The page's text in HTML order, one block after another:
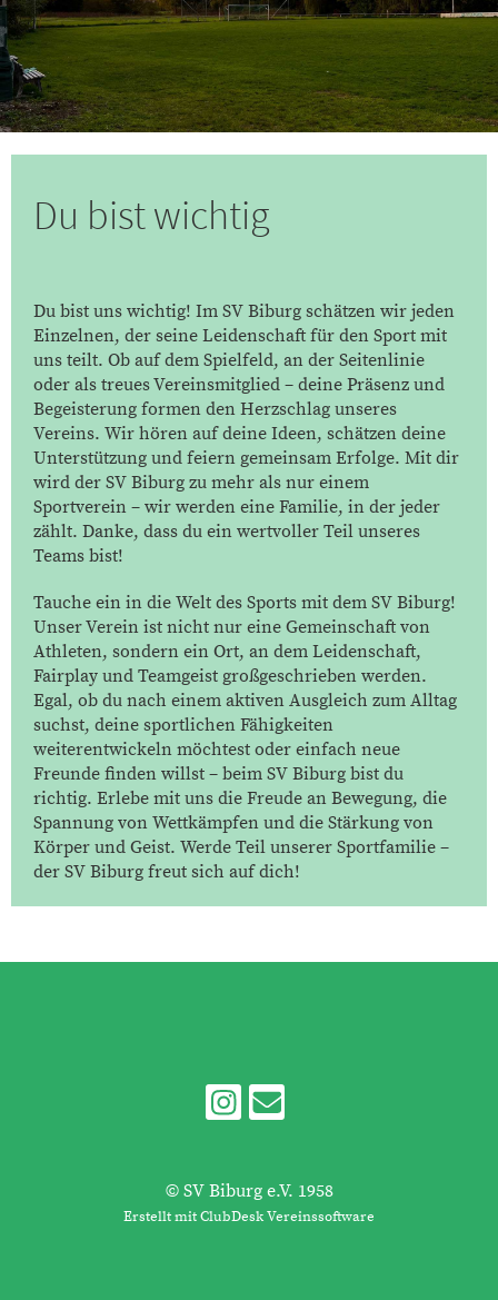
Du bist wichtig
Du bist uns wichtig! Im SV Biburg schätzen wir jeden
Einzelnen, der seine Leidenschaft für den Sport mit
uns teilt. Ob auf dem Spielfeld, an der Seitenlinie
oder als treues Vereinsmitglied – deine Präsenz und
Begeisterung formen den Herzschlag unseres
Vereins. Wir hören auf deine Ideen, schätzen deine
Unterstützung und feiern gemeinsam Erfolge. Mit dir
wird der SV Biburg zu mehr als nur einem
Sportverein – wir werden eine Familie, in der jeder
zählt. Danke, dass du ein wertvoller Teil unseres
Teams bist!
Tauche ein in die Welt des Sports mit dem SV Biburg!
Unser Verein ist nicht nur eine Gemeinschaft von
Athleten, sondern ein Ort, an dem Leidenschaft,
Fairplay und Teamgeist großgeschrieben werden.
Egal, ob du nach einem aktiven Ausgleich zum Alltag
suchst, deine sportlichen Fähigkeiten
weiterentwickeln möchtest oder einfach neue
Freunde finden willst – beim SV Biburg bist du
richtig. Erlebe mit uns die Freude an Bewegung, die
Spannung von Wettkämpfen und die Stärkung von
Körper und Geist. Werde Teil unserer Sportfamilie –
der SV Biburg freut sich auf dich!
© SV Biburg e.V. 1958
Erstellt mit ClubDesk Vereinssoftware